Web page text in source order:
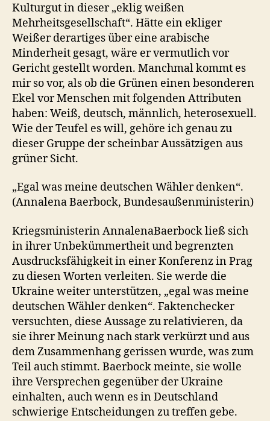
Kulturgut in dieser „eklig weißen
Mehrheitsgesellschaft“. Hätte ein ekliger
Weißer derartiges über eine arabische
Minderheit gesagt, wäre er vermutlich vor
Gericht gestellt worden. Manchmal kommt es
mir so vor, als ob die Grünen einen besonderen
Ekel vor Menschen mit folgenden Attributen
haben: Weiß, deutsch, männlich, heterosexuell.
Wie der Teufel es will, gehöre ich genau zu
dieser Gruppe der scheinbar Aussätzigen aus
grüner Sicht.
„Egal was meine deutschen Wähler denken“.
(Annalena Baerbock, Bundesaußenministerin)
Kriegsministerin AnnalenaBaerbock ließ sich
in ihrer Unbekümmertheit und begrenzten
Ausdrucksfähigkeit in einer Konferenz in Prag
zu diesen Worten verleiten. Sie werde die
Ukraine weiter unterstützen, „egal was meine
deutschen Wähler denken“. Faktenchecker
versuchten, diese Aussage zu relativieren, da
sie ihrer Meinung nach stark verkürzt und aus
dem Zusammenhang gerissen wurde, was zum
Teil auch stimmt. Baerbock meinte, sie wolle
ihre Versprechen gegenüber der Ukraine
einhalten, auch wenn es in Deutschland
schwierige Entscheidungen zu treffen gebe.